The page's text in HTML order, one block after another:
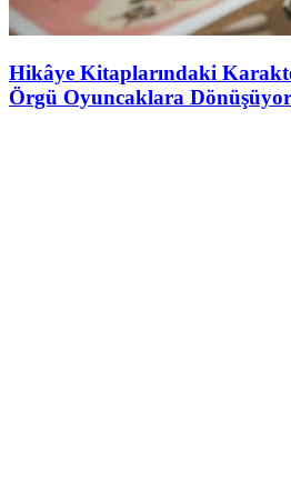
Hikâye Kitaplarındaki
Örgü Oyuncaklara Dönüşüyor